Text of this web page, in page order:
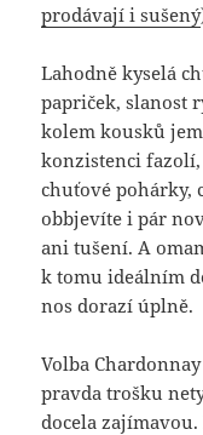
prodávají i sušený
Lahodně kyselá
papriček, slanost
kolem kousků
konzistenci
chuťové pohárky,
obbjevíte i pár
ani tušení. A
k tomu ideálním
nos dorazí úplně.
Volba
pravda trošku
docela